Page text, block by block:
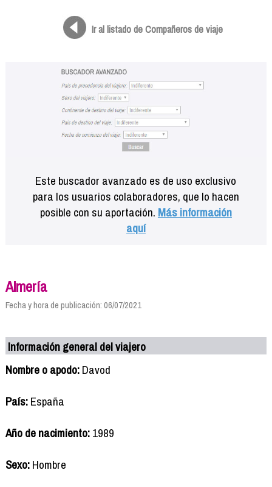
Ir al listado de Compañeros de viaje
Este buscador avanzado es de uso exclusivo
para los usuarios colaboradores, que lo hacen
posible con su aportación. Más información
aquí
Almería
Fecha y hora de publicación: 06/07/2021
Información general del viajero
Nombre o apodo:Davod
País:España
Año de nacimiento:1989
Sexo:Hombre